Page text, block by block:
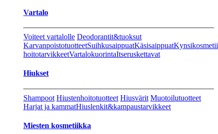
Vartalo
Voiteet vartalolle Deodorantit&tuoksut
KarvanpoistotuotteetSuihkusaippuatKäsisaippuat
hoitotarvikkeetVartalokuorintaItseruskettavat
Hiukset
Shampoot Hiustenhoitotuotteet Hiusvärit Muotoilutuotteet
Harjat ja kammatHiuslenkit&kampaustarvikkeet
Miesten kosmetiikka